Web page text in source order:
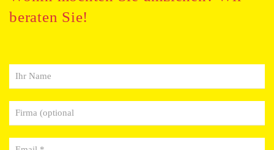
beraten Sie!
Vor- und Nachname
Unternehmen (optional)
Email-Adresse *